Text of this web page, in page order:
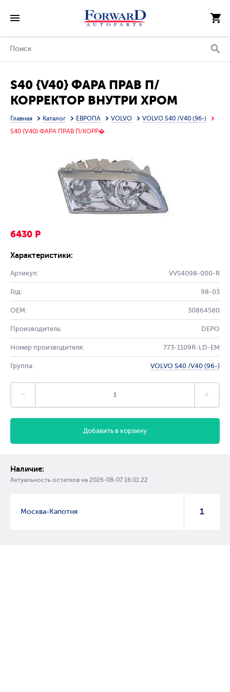
S40 {V40} ФАРА ПРАВ П/
КОРРЕКТОР ВНУТРИ ХРОМ
(DEPO)
Главная Каталог ЕВРОПА VOLVO
VOLVO S40 /V40 (96-)
S40 {V40} ФАРА ПРАВ П/КОРР�.
6430 Р
Характеристики:
Артикул: VVS4098-000-R
Год: 98-03
OEM: 30864580
Производитель: DEPO
Номер производителя: 773-1109R-LD-EM
Группа: VOLVO S40 /V40 (96-)
Добавить в корзину
Наличие:
Актуальность остатков на 2026-08-07 16:01:22
Москва-Капотня 1